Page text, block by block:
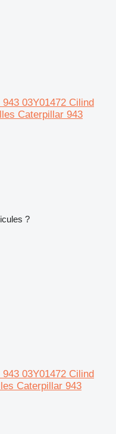
03Y01472 Cilind
Caterpillar 943
?
03Y01472 Cilind
Caterpillar 943